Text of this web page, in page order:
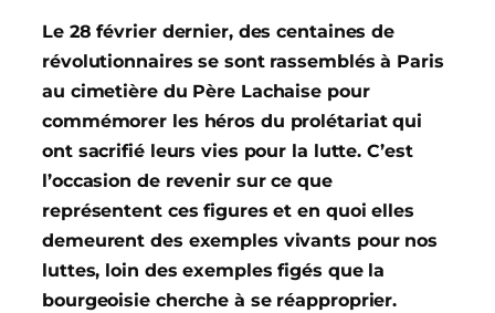
Le 28 février dernier, des centaines de
révolutionnaires se sont rassemblés à Paris
au cimetière du Père Lachaise pour
commémorer les héros du prolétariat qui
ont sacrifié leurs vies pour la lutte.C’est
l’occasion de revenir sur ce que
représentent ces figures et en quoi elles
demeurent des exemples vivants pour nos
luttes, loin des exemples figés que la
bourgeoisie cherche à se réapproprier.